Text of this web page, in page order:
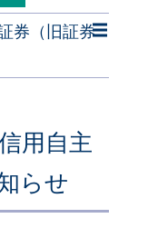
用自主
らせ
券（旧証券